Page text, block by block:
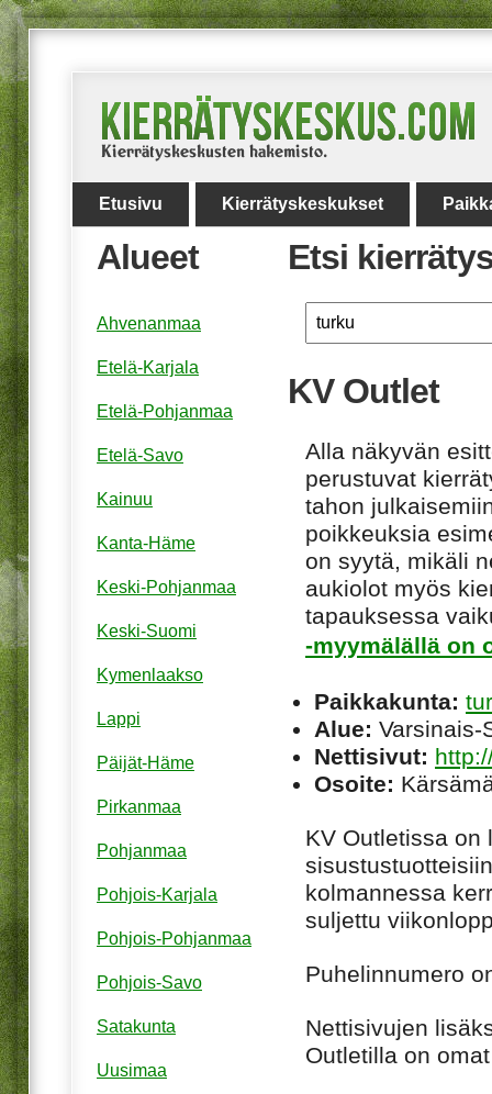
Etusivu Kierrätyskeskukset
Etsi
KV Outlet
Alla näkyvän
perustuvat
tahon
poikkeuksia
on syytä, mikäli
aukiolot myös
tapauksessa
-myymälällä on
Paikkakunta:
Alue: Varsinais-
Nettisivut:
Osoite:
KV Outletissa on
kolmannessa
suljettu
Puhelinnumero
Nettisivujen
Outletilla on
Alueet
Ahvenanmaa
Etelä-Karjala
Etelä-Pohjanmaa
Etelä-Savo
Kainuu
Kanta-Häme
Keski-Pohjanmaa
Keski-Suomi
Kymenlaakso
Lappi
Päijät-Häme
Pirkanmaa
Pohjanmaa
Pohjois-Karjala
Pohjois-Pohjanmaa
Pohjois-Savo
Satakunta
Uusimaa